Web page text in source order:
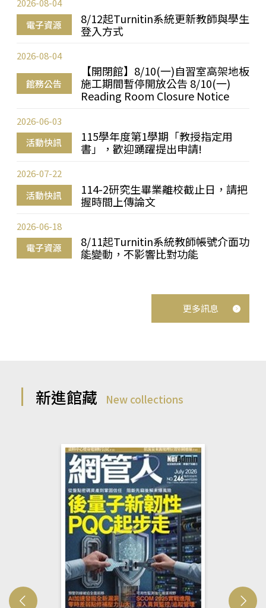
電子資源
8/12起Turnitin系統更新教師與學生
登入方式
2026-08-04
館務公告
【開閉館】8/10(一)自習室高架地板
施工期間暫停開放公告 8/10(一)
Reading Room Closure Notice
2026-08-04
活動快訊
115學年度第1學期「教授指定用
書」，歡迎踴躍提出申請!
2026-06-03
活動快訊
114-2研究生畢業離校截止日，請把
握時間上傳論文
2026-07-22
電子資源
8/11起Turnitin系統教師帳號介面功
能變動，不影響比對功能
2026-06-18
更多訊息
新進館藏 New collections